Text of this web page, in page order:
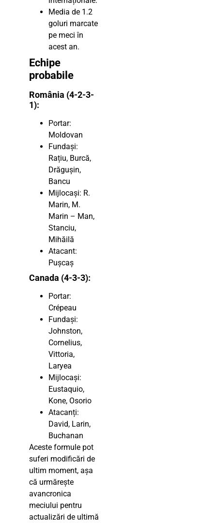
Media de 1.2
goluri marcate
pe meci în
acest an.
Echipe
probabile
România (4-2-3-
1):
Portar:
Moldovan
Fundași:
Rațiu, Burcă,
Drăgușin,
Bancu
Mijlocași: R.
Marin, M.
Marin – Man,
Stanciu,
Mihăilă
Atacant:
Pușcaș
Canada (4-3-3):
Portar:
Crépeau
Fundași:
Johnston,
Cornelius,
Vittoria,
Laryea
Mijlocași:
Eustaquio,
Kone, Osorio
Atacanți:
David, Larin,
Buchanan
Aceste formule pot
suferi modificări de
ultim moment, așa
că urmărește
avancronica
meciului pentru
actualizări de ultimă